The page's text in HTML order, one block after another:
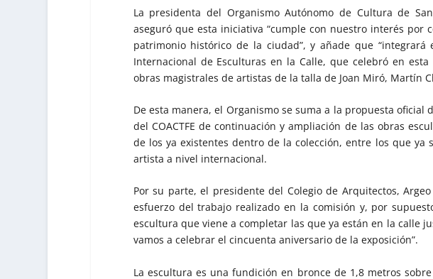
La presidenta del Organismo Autónomo de Cultura de
aseguró que esta iniciativa “cumple con nuestro interés por
patrimonio histórico de la ciudad”, y añade que
Internacional de Esculturas en la Calle, que celebró en
obras magistrales de artistas de la talla de Joan Miró, Martín
De esta manera, el Organismo se suma a la propuesta oficial
del COACTFE de continuación y ampliación de las obras
de los ya existentes dentro de la colección, entre los que ya
artista a nivel internacional.
Por su parte, el presidente del Colegio de Arquitectos,
esfuerzo del trabajo realizado en la comisión y, por
escultura que viene a completar las que ya están en la calle
vamos a celebrar el cincuenta aniversario de la exposición”.
La escultura es una fundición en bronce de 1,8 metros